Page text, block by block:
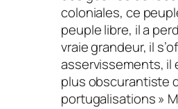
coloniales, ce
peuple libre, il a
vraie grandeur, il
asservissements, il
plus obscurantiste
portugalisations »